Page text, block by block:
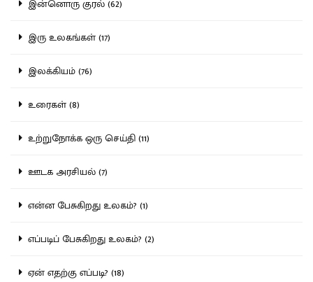
இன்னொரு குரல் (62)
இரு உலகங்கள் (17)
இலக்கியம் (76)
உரைகள் (8)
உற்றுநோக்க ஒரு செய்தி (11)
ஊடக அரசியல் (7)
என்ன பேசுகிறது உலகம்? (1)
எப்படிப் பேசுகிறது உலகம்? (2)
ஏன் எதற்கு எப்படி? (18)